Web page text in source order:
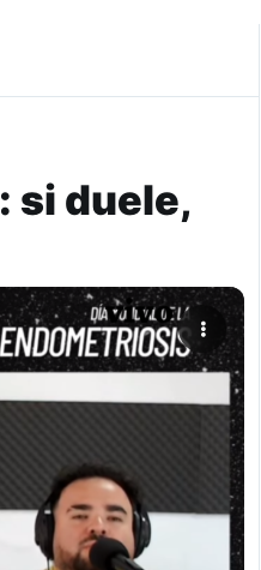
si duele,